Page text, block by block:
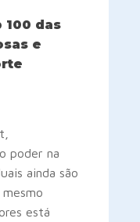
100 das
e
poder na
ainda são
está